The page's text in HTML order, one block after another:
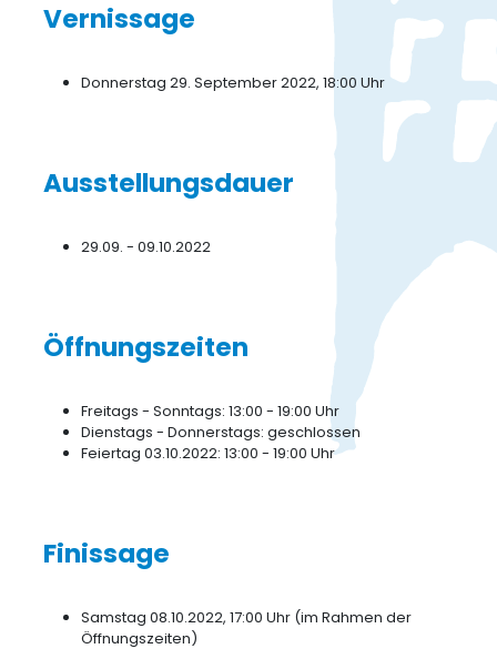
Vernissage
Donnerstag 29. September 2022, 18:00 Uhr
Ausstellungsdauer
29.09. - 09.10.2022
Öffnungszeiten
Freitags - Sonntags: 13:00 - 19:00 Uhr
Dienstags - Donnerstags: geschlossen
Feiertag 03.10.2022: 13:00 - 19:00 Uhr
Finissage
Samstag 08.10.2022, 17:00 Uhr (im Rahmen der
Öffnungszeiten)